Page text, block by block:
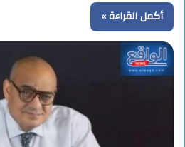
أكمل القراءة »